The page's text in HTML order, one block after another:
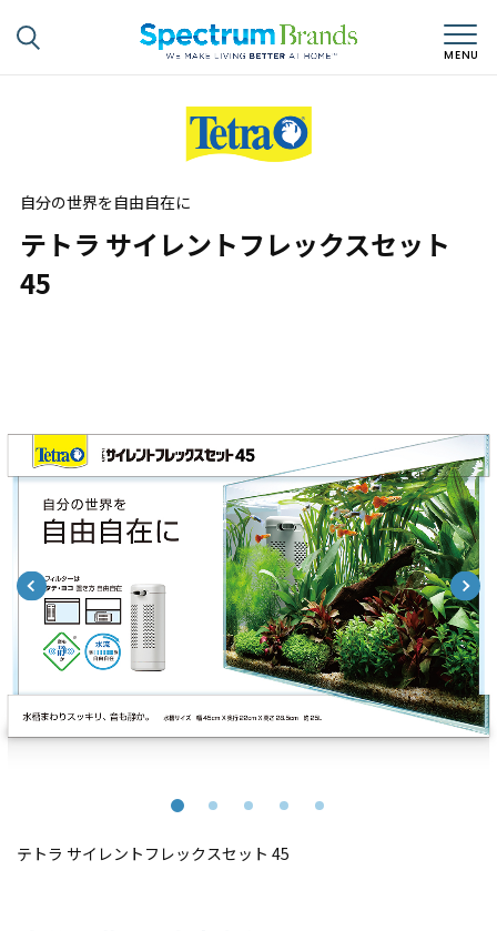
自分の世界を自由自在に
テトラ サイレントフレックスセット
45
テトラ サイレントフレックスセット 45